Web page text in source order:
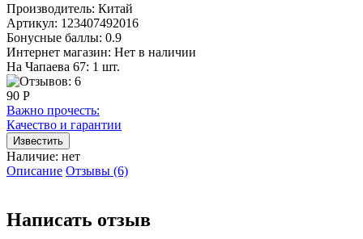
Производитель: Китай
Артикул: 123407492016
Бонусные баллы: 0.9
Интернет магазин: Нет в наличии
На Чапаева 67: 1 шт.
90 Р
Важно прочесть:
Качество и гарантии
Наличие: нет
Описание Отзывы (6)
Написать отзыв